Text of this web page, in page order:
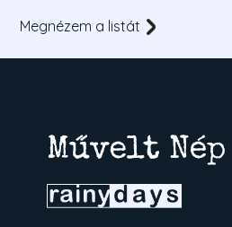
Megnézem a listát